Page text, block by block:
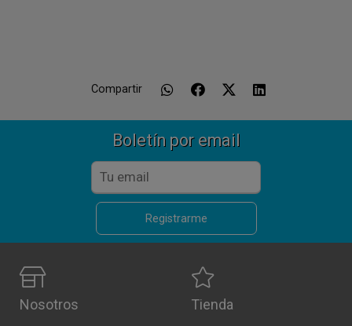
Compartir
Boletín por email
Registrarme
Nosotros Tienda